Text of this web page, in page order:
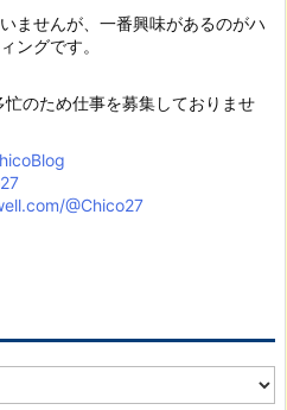
ませんが、一番興味があるのがハ
ングです。
のため仕事を募集しておりませ
@Chico27